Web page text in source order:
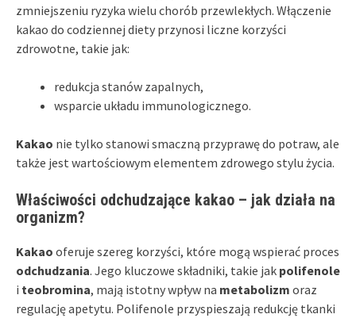
zmniejszeniu ryzyka wielu chorób przewlekłych. Włączenie
kakao do codziennej diety przynosi liczne korzyści
zdrowotne, takie jak:
redukcja stanów zapalnych,
wsparcie układu immunologicznego.
Kakao nie tylko stanowi smaczną przyprawę do potraw, ale
także jest wartościowym elementem zdrowego stylu życia.
Właściwości odchudzające kakao – jak działa na
organizm?
Kakao oferuje szereg korzyści, które mogą wspierać proces
odchudzania. Jego kluczowe składniki, takie jak polifenole
i teobromina, mają istotny wpływ na metabolizm oraz
regulację apetytu. Polifenole przyspieszają redukcję tkanki